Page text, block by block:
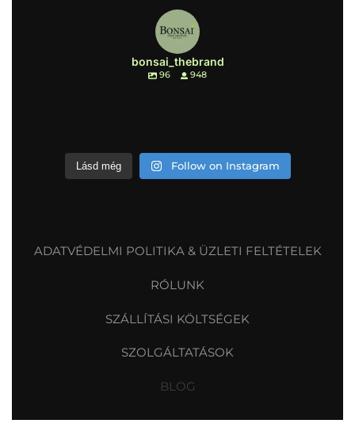
bonsai_thebrand
96 948
Lásd még Follow on Instagram
ADATVÉDELMI POLITIKA & ÜZLETI FELTÉTELEK
RÓLUNK
SZÁLLÍTÁSI KÖLTSÉGEK
SZOLGÁLTATÁSOK
BLOG